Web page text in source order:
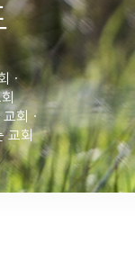
ㆍ
회ㆍ
교회